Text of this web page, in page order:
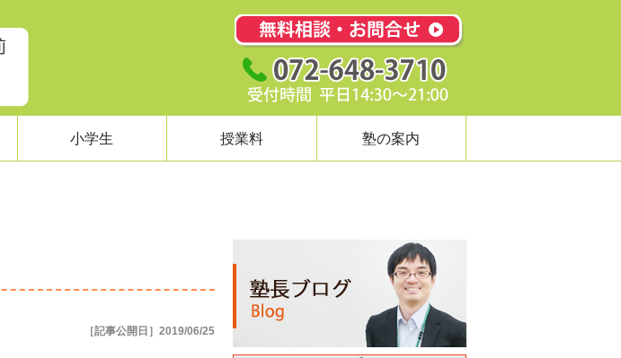
小学生 授業料 塾の案内
［記事公開日］2019/06/25